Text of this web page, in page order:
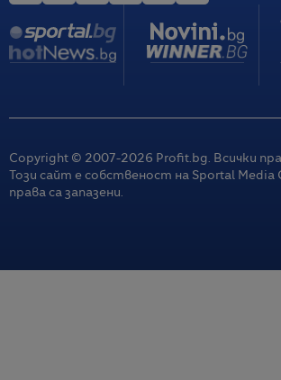
Copyright © 2007-2026 Profit.bg. Всички
Този сайт е собственост на Sportal Media
права са запазени.